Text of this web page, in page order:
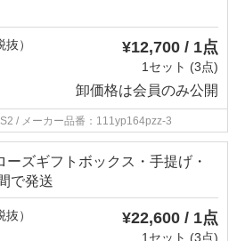
） ¥12,700 / 1点
1セット (3点)
卸価格は会員のみ公開
/ メーカー品番：111yp164pzz-3
ズギフトボックス・手提げ・
で発送
） ¥22,600 / 1点
1セット (3点)